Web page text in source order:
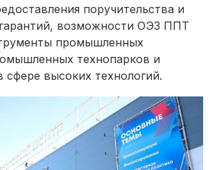
поручительства и
возможности ОЭЗ ППТ
промышленных
технопарков и
сфере высоких технологий.